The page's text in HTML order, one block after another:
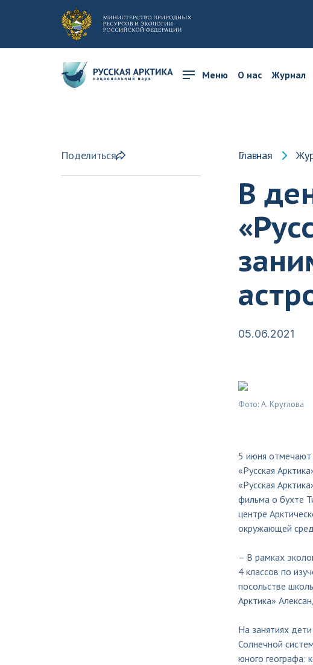
Меню О нас Журнал
Поделиться Главная
В
05.06.2021
Фото: А. Круглова
5 июня отмечают
«Русская
«Русская
фильма о бухте
центре
окружающей
– В рамках
4 классов по
посольстве
Арктика»
На занятиях
Солнечной
юного географа: